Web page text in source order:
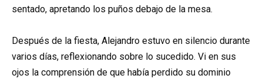
sentado, apretando los puños debajo de la mesa.
Después de la fiesta, Alejandro estuvo en silencio durante
varios días, reflexionando sobre lo sucedido. Vi en sus
ojos la comprensión de que había perdido su dominio